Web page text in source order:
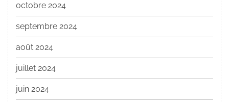
octobre 2024
septembre 2024
août 2024
juillet 2024
juin 2024